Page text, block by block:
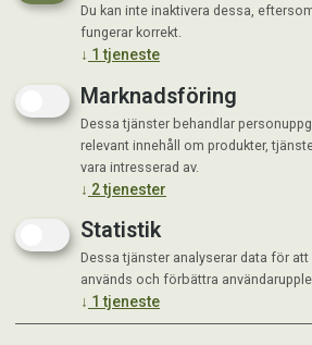
Du kan inte inaktivera dessa,
fungerar korrekt.
↓ 1 tjeneste
Marknadsföring
Dessa tjänster behandlar
relevant innehåll om produkter,
vara intresserad av.
↓ 2tjenester
Statistik
Dessa tjänster analyserar data för
används och förbättra
↓ 1 tjeneste